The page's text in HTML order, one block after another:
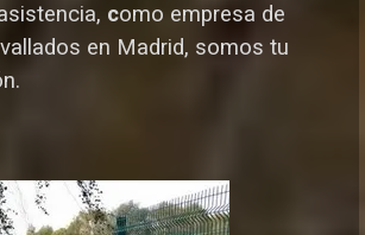
como empresa de
en Madrid, somos tu